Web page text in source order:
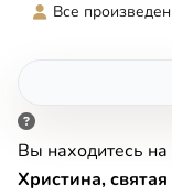
Все
Вы находитесь
Христина,